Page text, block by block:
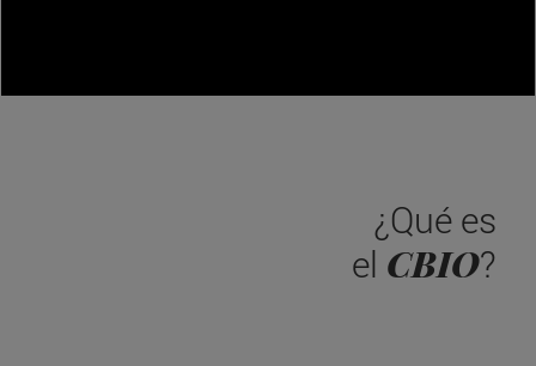
¿Qué es
el CBIO?